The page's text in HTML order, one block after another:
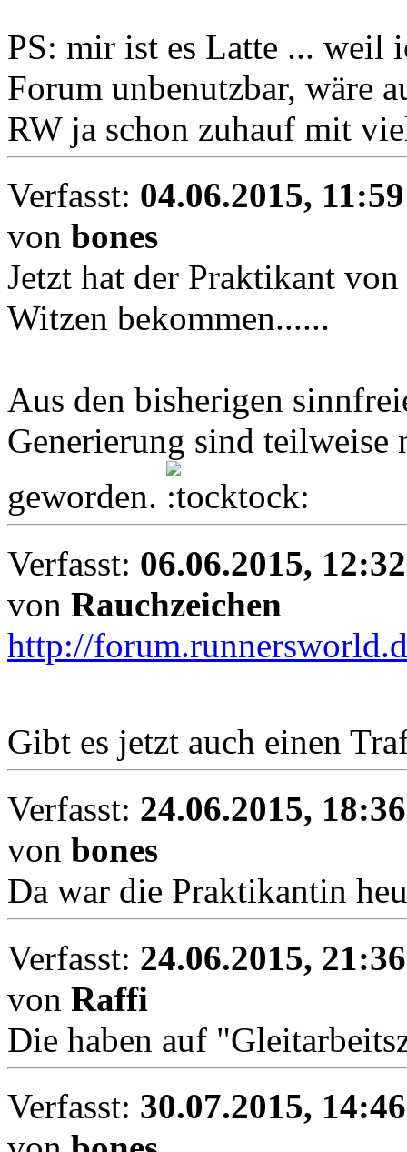
PS: mir ist es Latte ... weil
Forum unbenutzbar, wäre
RW ja schon zuhauf mit
Verfasst: 04.06.2015, 11:59
von bones
Jetzt hat der Praktikant
Witzen bekommen......
Aus den bisherigen
Generierung sind
geworden.
Verfasst: 06.06.2015, 12:32
von Rauchzeichen
http://
Gibt es jetzt auch einen
Verfasst: 24.06.2015, 18:36
von bones
Da war die Praktikantin
Verfasst: 24.06.2015, 21:36
von Raffi
Die haben auf
Verfasst: 30.07.2015, 14:46